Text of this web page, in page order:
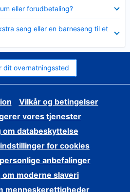
eller forudbetaling?
seng eller en barneseng til et
dit overnatningssted
Vilkår og betingelser
vores tjenester
databeskyttelse
for cookies
anbefalinger
moderne slaveri
menneskerettigheder